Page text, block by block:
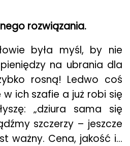
rozwiązania.
była myśl, by nie
na ubrania dla
rosną! Ledwo coś
ich szafie a już robi się
„dziura sama się
szczerzy – jeszcze
ważny. Cena, jakość i…